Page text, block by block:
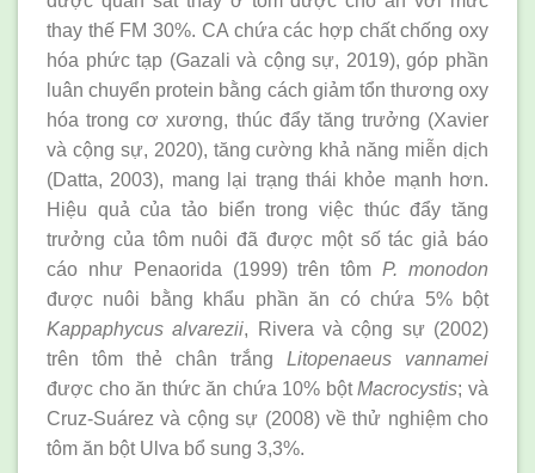
thay thế FM 30%. CA chứa các hợp chất chống oxy
hóa phức tạp (Gazali và cộng sự, 2019), góp phần
luân chuyển protein bằng cách giảm tổn thương oxy
hóa trong cơ xương, thúc đẩy tăng trưởng (Xavier
và cộng sự, 2020), tăng cường khả năng miễn dịch
(Datta, 2003), mang lại trạng thái khỏe mạnh hơn.
Hiệu quả của tảo biển trong việc thúc đẩy tăng
trưởng của tôm nuôi đã được một số tác giả báo
cáo như Penaorida (1999) trên tômP. monodon
được nuôi bằng khẩu phần ăn có chứa 5% bột
Kappaphycus alvarezii, Rivera và cộng sự (2002)
trên tôm thẻ chân trắng Litopenaeus vannamei
được cho ăn thức ăn chứa 10% bộtMacrocystis; và
Cruz-Suárez và cộng sự (2008) về thử nghiệm cho
tôm ăn bột Ulva bổ sung 3,3%.